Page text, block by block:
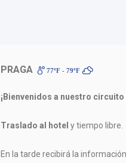
PRAGA 77ºF - 79ºF
¡Bienvenidos a nuestro
Traslado al hotel y tiempo libre.
En la tarde recibirá la